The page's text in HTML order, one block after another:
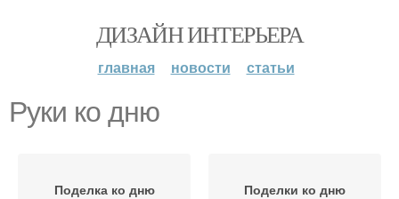
ДИЗАЙН ИНТЕРЬЕРА
главная новости статьи
Руки ко дню
Поделка ко дню Поделки ко дню